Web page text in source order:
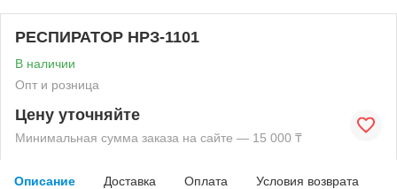
РЕСПИРАТОР НРЗ-1101
В наличии
Опт и розница
Цену уточняйте
Минимальная сумма заказа на сайте — 15 000 ₸
Описание Доставка Оплата Условия возврата